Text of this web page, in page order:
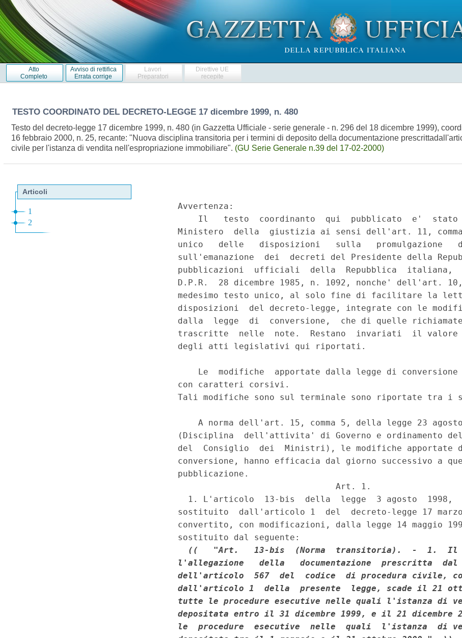
Atto
Completo
Avviso di rettifica
Errata corrige
Lavori
Preparatori
Direttive UE
recepite
TESTO COORDINATO DEL DECRETO-LEGGE 17 dicembre 1999, n. 480
Testo del decreto-legge 17 dicembre 1999, n. 480 (in Gazzetta Ufficiale - serie generale - n. 296 del 18 dicembre 1999),
16 febbraio 2000, n. 25, recante: "Nuova disciplina transitoria per i termini di deposito della documentazione
civile per l'istanza di vendita nell'espropriazione immobiliare". (GU Serie Generale n.39 del 17-02-2000)